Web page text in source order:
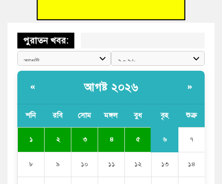
পুরাতন খবর:
« আগষ্ট ২০২৬ »
শনি রবি সোম মঙ্গল বুধ বৃহ শুক্র
১ ২ ৩ ৪ ৫ ৬ ৭
৮ ৯ ১০ ১১ ১২ ১৩ ১৪